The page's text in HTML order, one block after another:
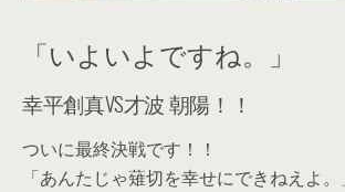
「いよいよですね。」
幸平創真VS才波 朝陽！！
ついに最終決戦です！！
「あんたじゃ薙切を幸せにできねえよ。